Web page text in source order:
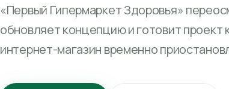
«Первый Гипермаркет Здоровья»
обновляет концепцию и готовит
интернет-магазин временно